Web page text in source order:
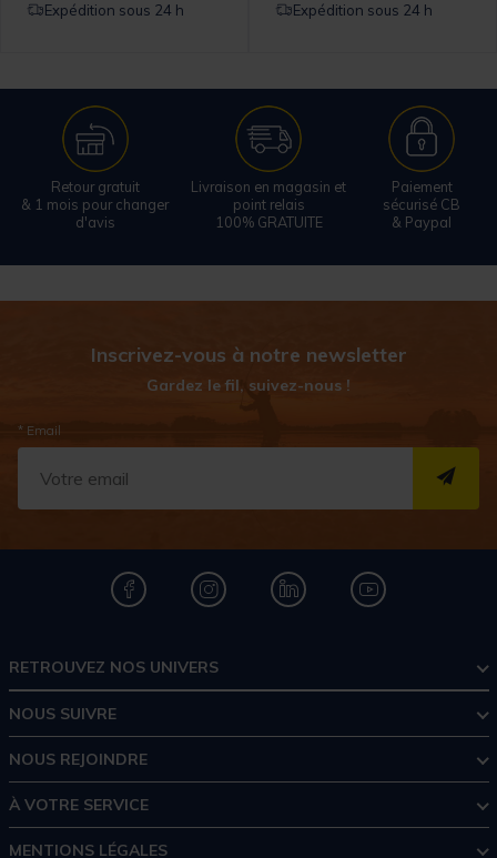
Expédition sous 24 h Expédition sous 24 h
Retour gratuit
& 1 mois pour changer
d'avis
Livraison en magasin et
point relais
100% GRATUITE
Paiement
sécurisé CB
& Paypal
Inscrivez-vous à notre newsletter
Gardez le fil, suivez-nous !
* Email
RETROUVEZ NOS UNIVERS
NOUS SUIVRE
NOUS REJOINDRE
À VOTRE SERVICE
MENTIONS LÉGALES